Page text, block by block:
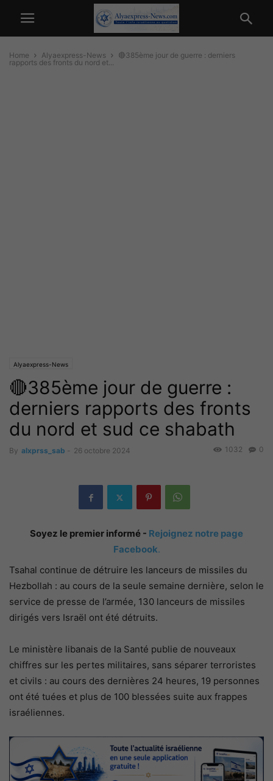
Home Alyaexpress-News
🔴385ème jour de guerre : derniers
rapports des fronts du nord et...
Alyaexpress-News
🔴385ème jour de guerre :
derniers rapports des fronts
du nord et sud ce shabath
By alxprss_sab - 26 octobre 2024 0
1032
Soyez le premier informé - Rejoignez notre page
Facebook.
Tsahal continue de détruire les lanceurs de missiles du
Hezbollah : au cours de la seule semaine dernière, selon le
service de presse de l’armée, 130 lanceurs de missiles
dirigés vers Israël ont été détruits.
Le ministère libanais de la Santé publie de nouveaux
chiffres sur les pertes militaires, sans séparer terroristes
et civils : au cours des dernières 24 heures, 19 personnes
ont été tuées et plus de 100 blessées suite aux frappes
israéliennes.